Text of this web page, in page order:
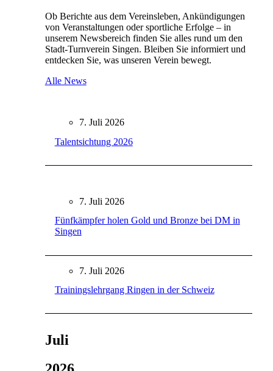
Ob Berichte aus dem Vereinsleben, Ankündigungen
von Veranstaltungen oder sportliche Erfolge – in
unserem Newsbereich finden Sie alles rund um den
Stadt-Turnverein Singen. Bleiben Sie informiert und
entdecken Sie, was unseren Verein bewegt.
Alle News
7. Juli 2026
Talentsichtung 2026
7. Juli 2026
Fünfkämpfer holen Gold und Bronze bei DM in
Singen
7. Juli 2026
Trainingslehrgang Ringen in der Schweiz
Juli